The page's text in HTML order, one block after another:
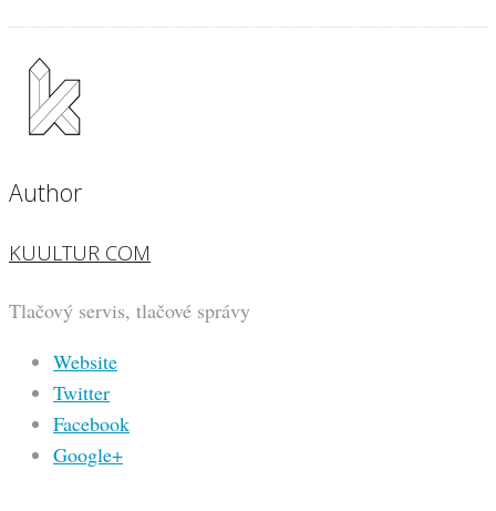
Author
KUULTUR COM
Tlačový servis, tlačové správy
Website
Twitter
Facebook
Google+